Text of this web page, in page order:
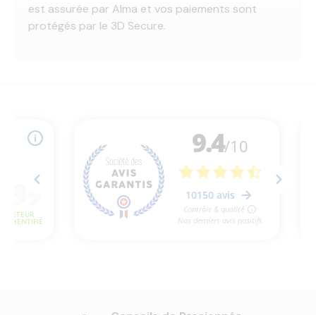
est assurée par Alma et vos paiements sont
protégés par le 3D Secure.